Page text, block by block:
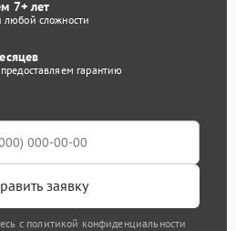
7+ лет
любой сложности
гарантию
заявку
с политикой конфиденциальности